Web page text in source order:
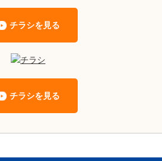
チラシを見る
チラシを見る